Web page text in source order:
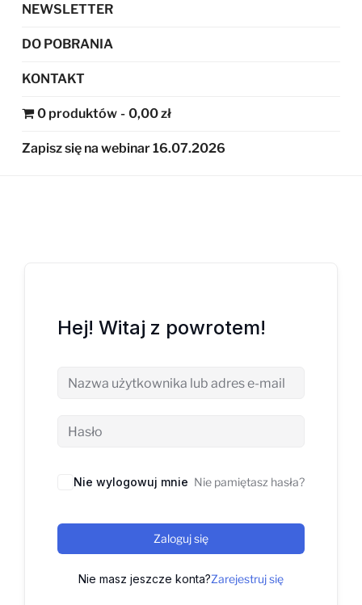
NEWSLETTER
DO POBRANIA
KONTAKT
0 produktów 0,00 zł
Zapisz się na webinar 16.07.2026
Hej! Witaj z powrotem!
Nie wylogowuj mnie Nie pamiętasz hasła?
Zaloguj się
Nie masz jeszcze konta?Zarejestruj się